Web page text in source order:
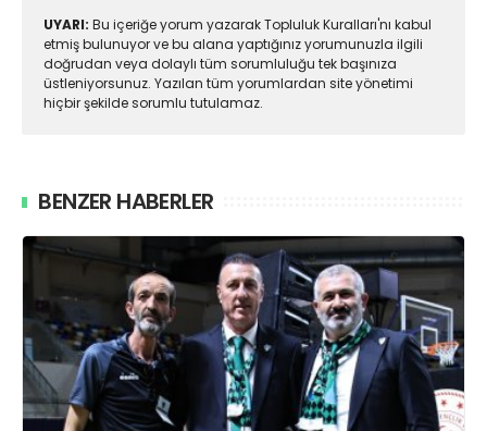
UYARI: Bu içeriğe yorum yazarak Topluluk Kuralları'nı kabul
etmiş bulunuyor ve bu alana yaptığınız yorumunuzla ilgili
doğrudan veya dolaylı tüm sorumluluğu tek başınıza
üstleniyorsunuz. Yazılan tüm yorumlardan site yönetimi
hiçbir şekilde sorumlu tutulamaz.
BENZER HABERLER